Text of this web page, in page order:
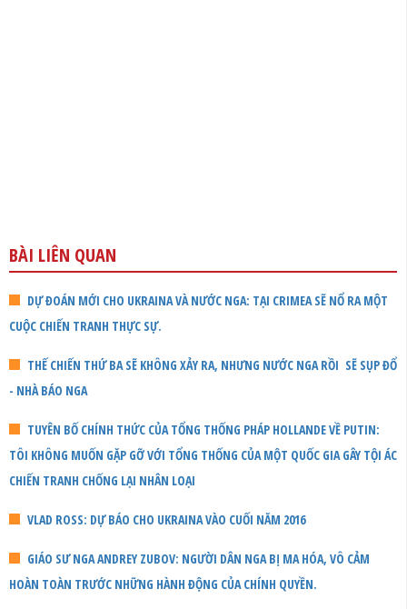
BÀI LIÊN QUAN
DỰ ĐOÁN MỚI CHO UKRAINA VÀ NƯỚC NGA: TẠI CRIMEA SẼ NỔ RA MỘT
CUỘC CHIẾN TRANH THỰC SỰ.
THẾ CHIẾN THỨ BA SẼ KHÔNG XẢY RA, NHƯNG NƯỚC NGA RỒI SẼ SỤP ĐỔ
- NHÀ BÁO NGA
TUYÊN BỐ CHÍNH THỨC CỦA TỔNG THỐNG PHÁP HOLLANDE VỀ PUTIN:
TÔI KHÔNG MUỐN GẶP GỠ VỚI TỔNG THỐNG CỦA MỘT QUỐC GIA GÂY TỘI ÁC
CHIẾN TRANH CHỐNG LẠI NHÂN LOẠI
VLAD ROSS: DỰ BÁO CHO UKRAINA VÀO CUỐI NĂM 2016
GIÁO SƯ NGA ANDREY ZUBOV: NGƯỜI DÂN NGA BỊ MA HÓA, VÔ CẢM
HOÀN TOÀN TRƯỚC NHỮNG HÀNH ĐỘNG CỦA CHÍNH QUYỀN.